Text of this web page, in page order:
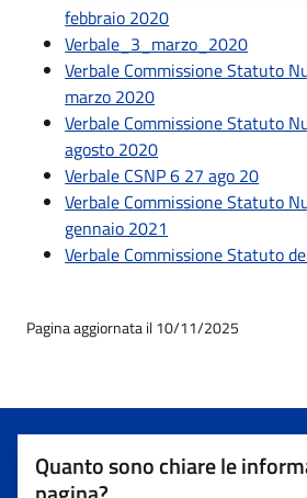
febbraio 2020
Verbale_3_marzo_2020
Verbale Commissione Statuto
marzo 2020
Verbale Commissione Statuto
agosto 2020
Verbale CSNP 6 27 ago 20
Verbale Commissione Statuto
gennaio 2021
Verbale Commissione Statuto
Pagina aggiornata il 10/11/2025
Quanto sono chiare le